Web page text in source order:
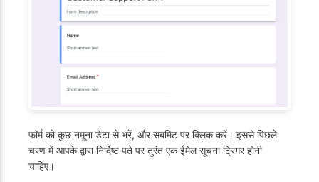
फॉर्म को कुछ नमूना डेटा से भरें, और सबमिट पर क्लिक करें। इससे पिछले
चरण में आपके द्वारा निर्दिष्ट पते पर तुरंत एक ईमेल सूचना ट्रिगर होनी
चाहिए।